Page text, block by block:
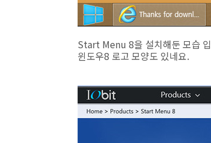
Start Menu 8을 설치해둔 모습
윈도우8 로고 모양도 있네요.